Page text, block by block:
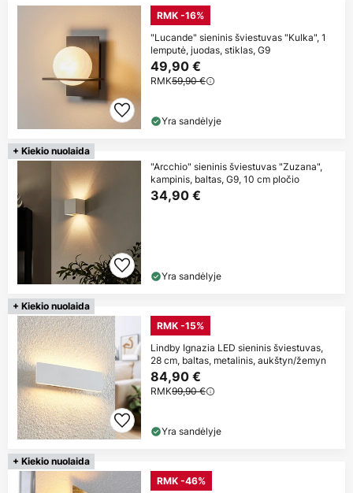
RMK -16%
"Lucande" sieninis šviestuvas "Kulka", 1
lemputė, juodas, stiklas, G9
49,90 €
RMK59,90 €
Yra sandėlyje
+ Kiekio nuolaida
"Arcchio" sieninis šviestuvas "Zuzana",
kampinis, baltas, G9, 10 cm pločio
34,90 €
Yra sandėlyje
+ Kiekio nuolaida
RMK -15%
Lindby Ignazia LED sieninis šviestuvas,
28 cm, baltas, metalinis, aukštyn/žemyn
84,90 €
RMK99,90 €
Yra sandėlyje
+ Kiekio nuolaida
RMK -46%